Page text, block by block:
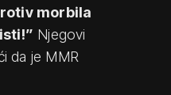
morbila
Njegovi
da je MMR